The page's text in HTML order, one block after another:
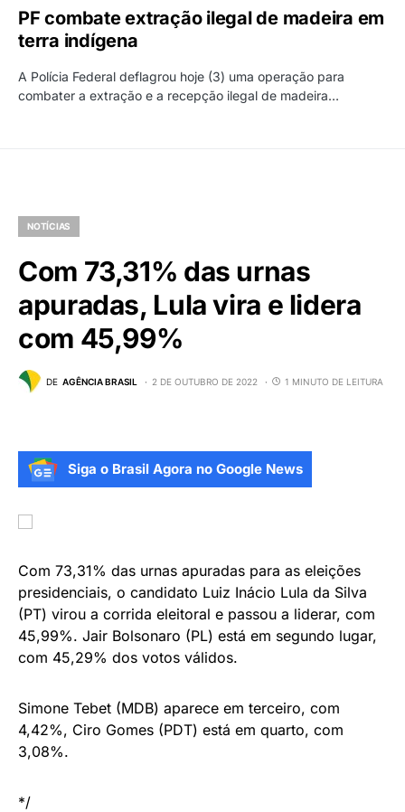
PF combate extração ilegal de madeira em
terra indígena
A Polícia Federal deflagrou hoje (3) uma operação para
combater a extração e a recepção ilegal de madeira…
NOTÍCIAS
Com 73,31% das urnas
apuradas, Lula vira e lidera
com 45,99%
DE AGÊNCIA BRASIL 2 DE OUTUBRO DE 2022 1 MINUTO DE LEITURA
Siga o Brasil Agora no Google News
Com 73,31% das urnas apuradas para as eleições
presidenciais, o candidato Luiz Inácio Lula da Silva
(PT) virou a corrida eleitoral e passou a liderar, com
45,99%. Jair Bolsonaro (PL) está em segundo lugar,
com 45,29% dos votos válidos.
Simone Tebet (MDB) aparece em terceiro, com
4,42%, Ciro Gomes (PDT) está em quarto, com
3,08%.
*/